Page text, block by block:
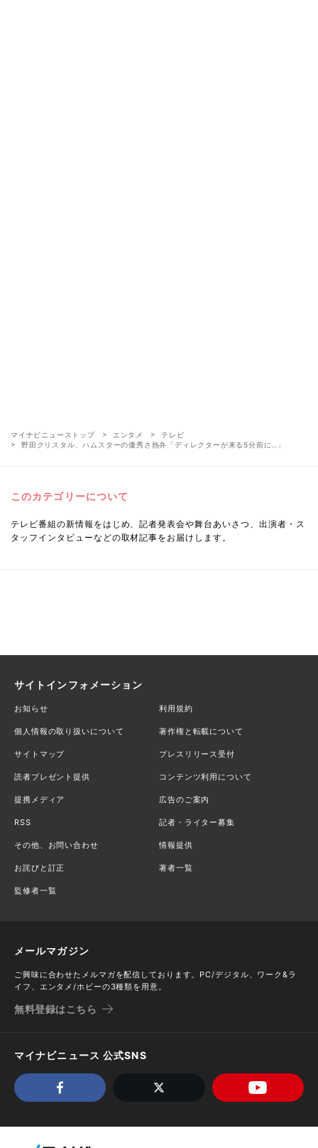
マイナビニューストップ エンタメ
テレビ
野田クリスタル、ハムスターの優秀さ熱弁「ディレクターが来る5分前に…」
このカテゴリーについて
テレビ番組の新情報をはじめ、記者発表会や舞台あいさつ、出演者・ス
タッフインタビューなどの取材記事をお届けします。
サイトインフォメーション
お知らせ 利用規約
個人情報の取り扱いについて 著作権と転載について
サイトマップ プレスリリース受付
読者プレゼント提供 コンテンツ利用について
提携メディア 広告のご案内
RSS 記者・ライター募集
その他、お問い合わせ 情報提供
お詫びと訂正 著者一覧
監修者一覧
メールマガジン
ご興味に合わせたメルマガを配信しております。PC/デジタル、ワーク&ラ
イフ、エンタメ/ホビーの3種類を用意。
無料登録はこちら
マイナビニュース 公式SNS